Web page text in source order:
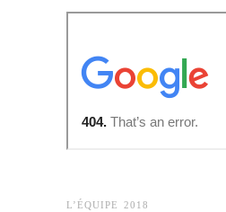
L’ÉQUIPE 2018